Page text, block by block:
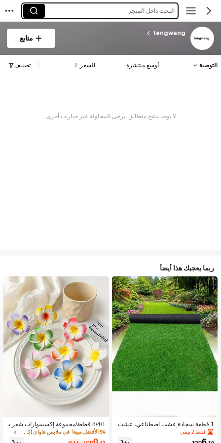
البحث داخل المتجر
tengwang
متابع
التوصية أوسع منتشرة السعر تصنيف
لا يوجد منتج متطابق. يرجى المحاولة عبر خيارات أخرى.
ربما يعجبك هذا أيضاً
1 قطعة سجادة عشب اصطناعي، عشب
مزيف للحديقة، أرضية خارجية لملعب كرة
القدم، مضمار الجري، السياج
فقط 2 بيقي
8/4/1 قطعة/مجموعة إكسسوارات شعر ب
نقشة زهور استوائية، مشابك شعر بلومير
يا ملونة، مناسبة لعطلات الشاطئ والتص
9# الأفضل مبيعا في ملابس هاواي إكسسوارات